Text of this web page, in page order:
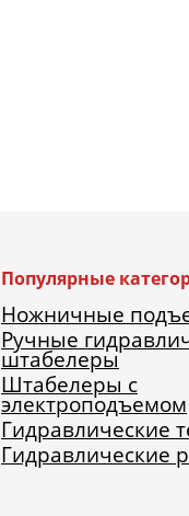
Популярные
Ножничные
Ручные
штабелеры
Штабелеры с
электроподъемом
Гидравлические
Гидравлические